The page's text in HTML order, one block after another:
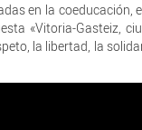
en la
«Vitoria-Gasteiz,
la libertad, la